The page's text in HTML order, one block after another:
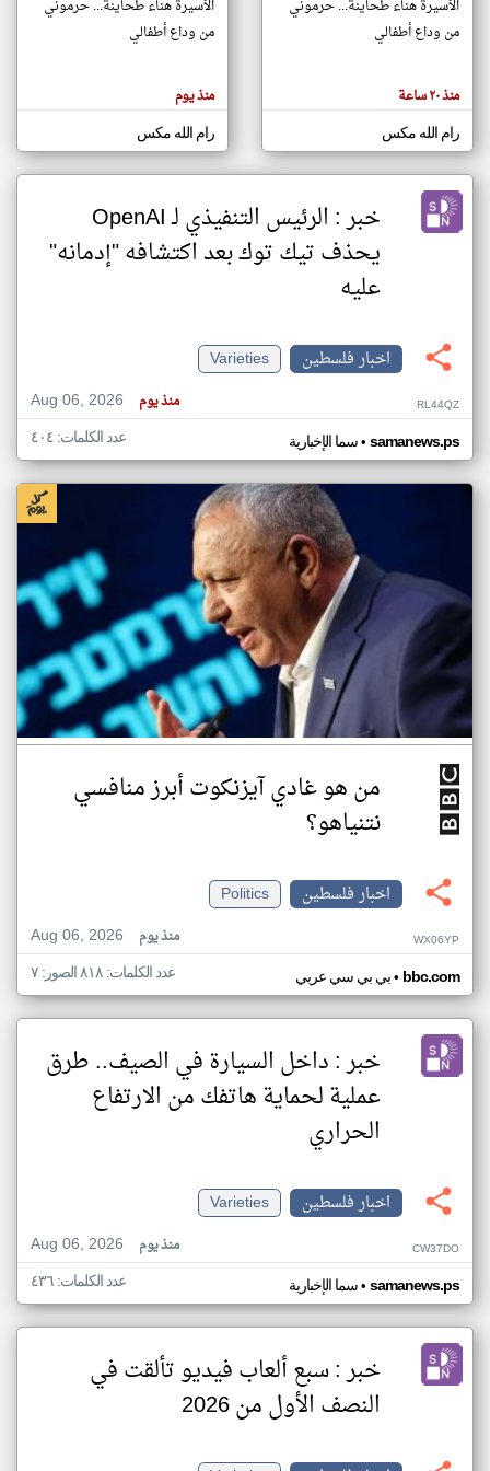
مصادر الأخبار من فلسطين
اخبار فلسطين على مدار الساعة
أهم اخبار فلسطين العاجلة والمباشرة
المقالات
الموجوده
هنا عن
وجهة
كاتبيها.
الأسيرة هناء طحاينة... حرموني
من وداع أطفالي
منذ ٢٠ ساعة
رام الله مكس
الأسيرة هناء طحاينة... حرموني
من وداع أطفالي
منذ يوم
رام الله مكس
خبر : الرئيس التنفيذي لـ OpenAI
يحذف تيك توك بعد اكتشافه "إدمانه"
عليه
اخبار فلسطين
Varieties
Aug 06, 2026
منذ يوم RL44QZ
سما الإخبارية• samanews.ps عدد الكلمات: ٤٠٤
من هو غادي آيزنكوت أبرز منافسي
نتنياهو؟
اخبار فلسطين
Politics
Aug 06, 2026
منذ يوم WX06YP
بي بي سي عربي• bbc.com عدد الكلمات: ٨١٨ الصور: ٧
خبر : داخل السيارة في الصيف.. طرق
عملية لحماية هاتفك من الارتفاع
الحراري
اخبار فلسطين
Varieties
Aug 06, 2026
منذ يوم CW37DO
سما الإخبارية• samanews.ps عدد الكلمات: ٤٣٦
خبر : سبع ألعاب فيديو تألقت في
النصف الأول من 2026
klyoum.com